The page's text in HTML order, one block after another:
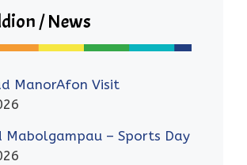
/ News
ManorAfon Visit
Mabolgampau – Sports Day